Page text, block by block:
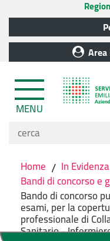
MENU
Home / In Evidenza
Bandi di concorso e
Bando di concorso
esami, per la
professionale di
Sanitario -